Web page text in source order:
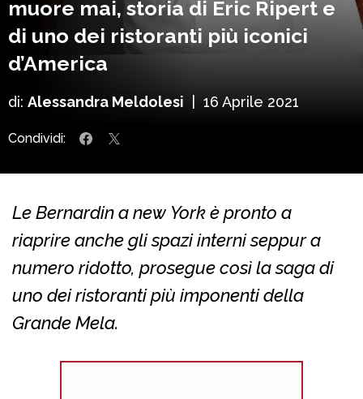
muore mai, storia di Eric Ripert e
di uno dei ristoranti più iconici
d’America
di: Alessandra Meldolesi 16 Aprile 2021
Condividi:
Le Bernardin a new York è pronto a
riaprire anche gli spazi interni seppur a
numero ridotto, prosegue così la saga di
uno dei ristoranti più imponenti della
Grande Mela.